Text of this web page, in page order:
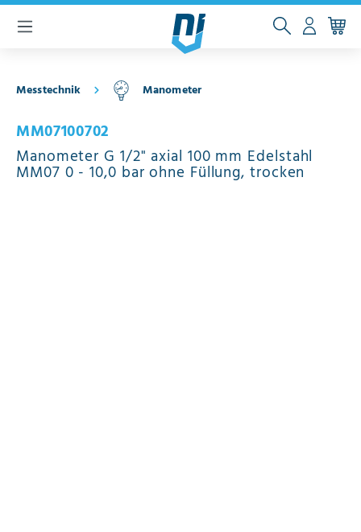
springen
Messtechnik Manometer
MM07100702
Manometer G 1/2" axial 100 mm Edelstahl
MM07 0 - 10,0 bar ohne Füllung, trocken